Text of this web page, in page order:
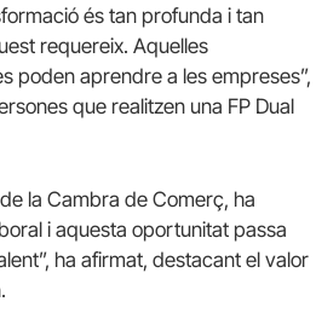
és tan profunda i tan
requereix. Aquelles
poden aprendre a les empreses”,
que realitzen una FP Dual
la Cambra de Comerç, ha
i aquesta oportunitat passa
ha afirmat, destacant el valor